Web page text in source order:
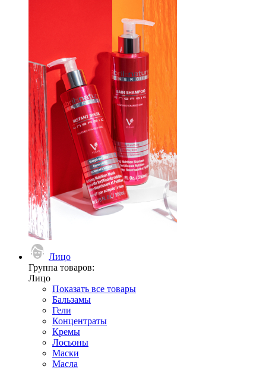
Лицо
Группа товаров:
Лицо
Показать все товары
Бальзамы
Гели
Концентраты
Кремы
Лосьоны
Маски
Масла